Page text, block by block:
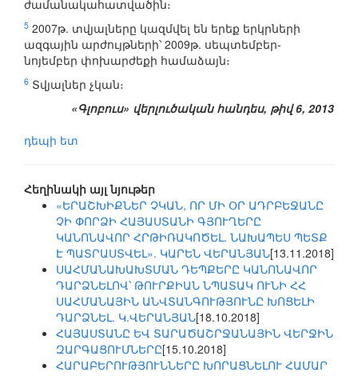
ժամանակահատվածին։
5 2007թ. տվյալները կազմվել են երեք երկրների
ազգային արժույթների՝ 2009թ. սեպտեմբեր-
նոյեմբեր փոխարժեքի համաձայն։
6 Տվյալներ չկան։
«Գլոբուս» վերլուծական հանդես, թիվ 6, 2013
դեպի ետ
Հեղինակի այլ նյութեր
«ԵՐԱՇԽԻՔՆԵՐ ՉԿԱՆ, ՈՐ ՄԻ ՕՐ ԱԴՐԲԵՋԱՆԸ
ՉԻ ՓՈՐՁԻ ՀԱՅԱՍՏԱՆԻ ԳՅՈՒՂԵՐԸ
ԿԱՆՈՆԱՎՈՐ ՀՐԹԻՌԱԿՈԾԵԼ. ՆԱԽԱՊԵՍ ՊԵՏՔ
Է ՊԱՏՐԱՍՏՎԵԼ». ԿԱՐԵՆ ՎԵՐԱՆՅԱՆ[13.11.2018]
ՍԱՀՄԱՆԱԽԱԽՏՄԱՆ ԴԵՊՔԵՐԸ ԿԱՆՈՆԱՎՈՐ
ԴԱՐՁՆԵԼՈՎ՝ ԹՈՒՐՔԻԱՆ ՆՊԱՏԱԿ ՈՒՆԻ ՀՀ
ՍԱՀՄԱՆԱՅԻՆ ԱՆՎՏԱՆԳՈՒԹՅՈՒՆԸ ԽՈՑԵԼԻ
ԴԱՐՁՆԵԼ. Կ.ՎԵՐԱՆՅԱՆ[18.10.2018]
ՀԱՅԱՍՏԱՆԸ ԵՎ ՏԱՐԱԾԱՇՐՋԱՆԱՅԻՆ ՎԵՐՋԻՆ
ԶԱՐԳԱՑՈՒՄՆԵՐԸ[15.10.2018]
ՀԱՐԱԲԵՐՈՒԹՅՈՒՆՆԵՐԸ ԽՈՐԱՑՆԵԼՈՒ ՀԱՄԱՐ